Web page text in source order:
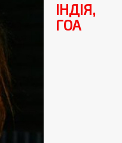
ІНДІЯ,
ГОА